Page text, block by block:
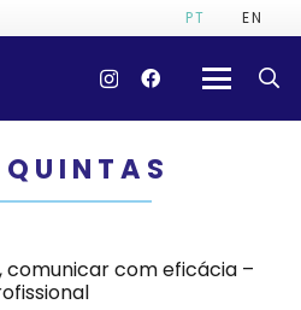
PT EN
comunicar com eficácia –